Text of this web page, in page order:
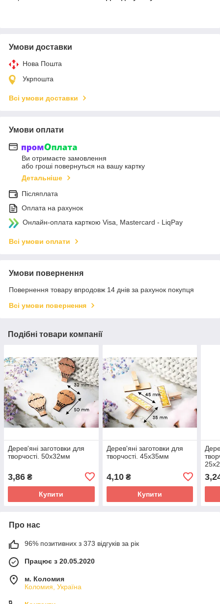
Умови доставки
Нова Пошта
Укрпошта
Всі умови доставки
Умови оплати
Ви отримаєте замовлення
або гроші повернуться на вашу картку
Детальніше
Післяплата
Оплата на рахунок
Онлайн-оплата карткою Visa, Mastercard - LiqPay
Всі умови оплати
Умови повернення
Повернення товару впродовж 14 днів за рахунок покупця
Всі умови повернення
Подібні товари компанії
Дерев'яні заготовки для
творчості. 50х32мм
3,86 ₴
Купити
Дерев'яні заготовки для
творчості. 45х35мм
4,10₴
Купити
Про нас
96% позитивних з 373 відгуків за рік
Працює з 20.05.2020
м. Коломия
Коломия, Україна